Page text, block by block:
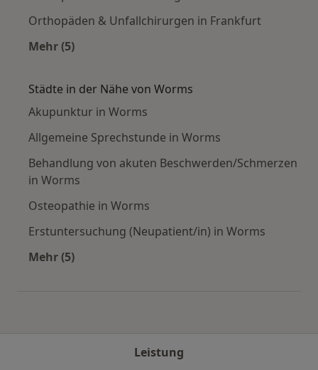
Orthopäden & Unfallchirurgen in Frankfurt
Mehr (5)
Städte in der Nähe von Worms
Akupunktur in Worms
Allgemeine Sprechstunde in Worms
Behandlung von akuten Beschwerden/Schmerzen
in Worms
Osteopathie in Worms
Erstuntersuchung (Neupatient/in) in Worms
Mehr (5)
Leistung